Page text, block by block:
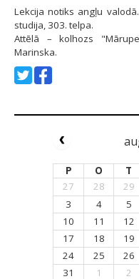
Lekcija notiks angļu
studija, 303. telpa.
Attēlā – kolhozs
Marinska.
P O T
27
28 29
3
4 5
10
11 12
17
18 19
24
25 26
31
1 2